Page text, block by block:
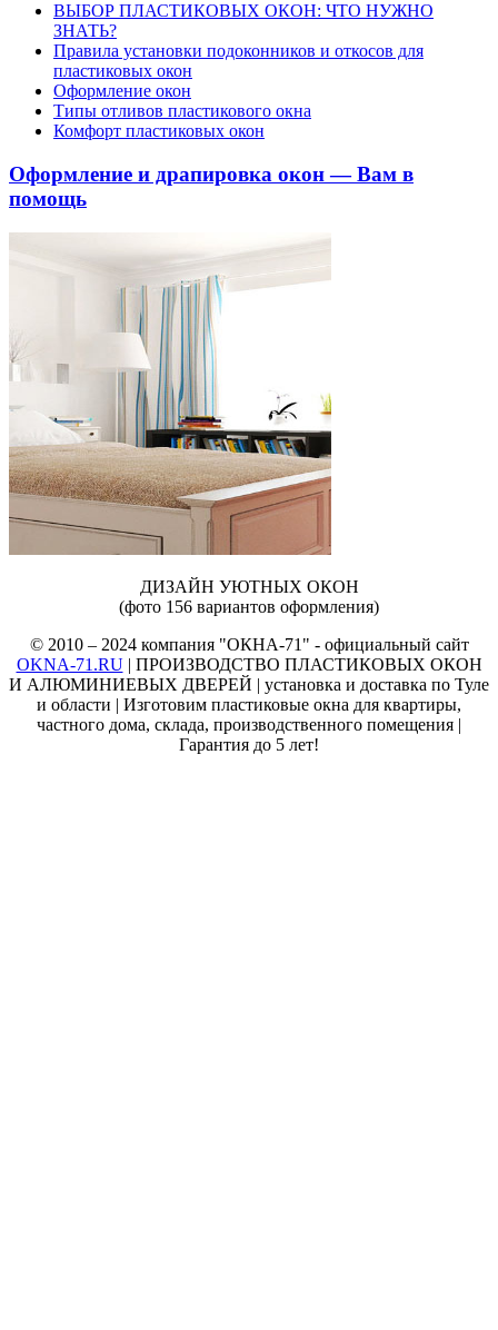
ВЫБОР ПЛАСТИКОВЫХ ОКОН: ЧТО НУЖНО
ЗНАТЬ?
Правила установки подоконников и откосов для
пластиковых окон
Оформление окон
Типы отливов пластикового окна
Комфорт пластиковых окон
Оформление и драпировка окон — Вам в
помощь
ДИЗАЙН УЮТНЫХ ОКОН
(фото 156 вариантов оформления)
© 2010 – 2024 компания "ОКНА-71" - официальный сайт
OKNA-71.RU| ПРОИЗВОДСТВО ПЛАСТИКОВЫХ ОКОН
И АЛЮМИНИЕВЫХ ДВЕРЕЙ | установка и доставка по Туле
и области | Изготовим пластиковые окна для квартиры,
частного дома, склада, производственного помещения |
Гарантия до 5 лет!